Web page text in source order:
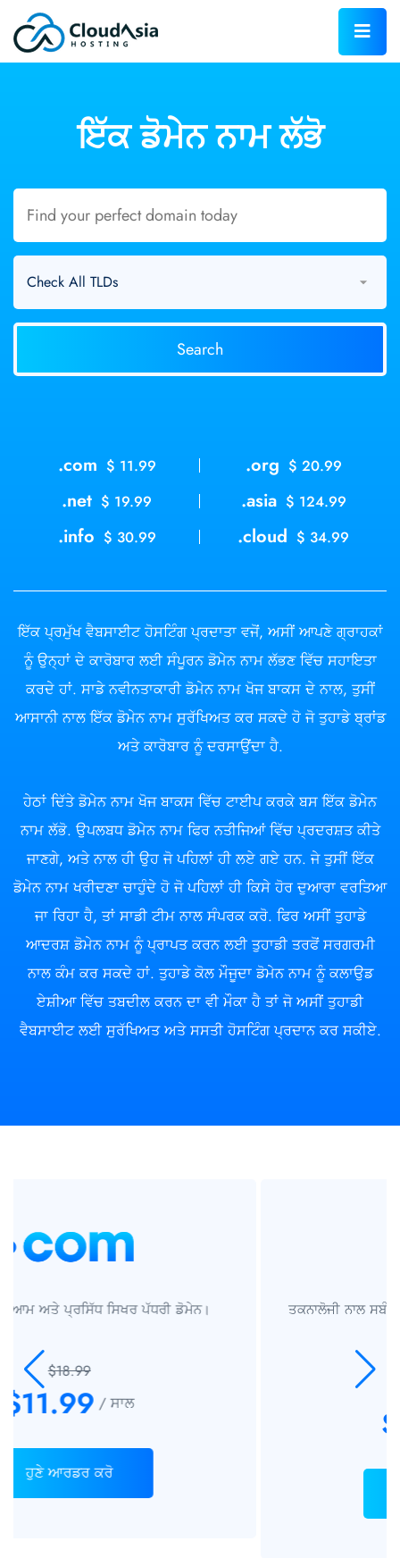
ਇੱਕ ਡੋਮੇਨਨਾਮਲੱਭੋ
.com $ 11.99 .org $ 20.99
.net $ 19.99 .asia $ 124.99
.info $ 30.99 .cloud $ 34.99
ਇੱਕ ਪ੍ਰਮੁੱਖ ਵੈਬਸਾਈਟ ਹੋਸਟਿੰਗ ਪ੍ਰਦਾਤਾ ਵਜੋਂ, ਅਸੀਂ ਆਪਣੇ ਗ੍ਰਾਹਕਾਂ
ਨੂੰ ਉਨ੍ਹਾਂ ਦੇ ਕਾਰੋਬਾਰ ਲਈ ਸੰਪੂਰਨ ਡੋਮੇਨ ਨਾਮ ਲੱਭਣ ਵਿੱਚ ਸਹਾਇਤਾ
ਕਰਦੇ ਹਾਂ. ਸਾਡੇ ਨਵੀਨਤਾਕਾਰੀ ਡੋਮੇਨ ਨਾਮ ਖੋਜ ਬਾਕਸ ਦੇ ਨਾਲ, ਤੁਸੀਂ
ਆਸਾਨੀ ਨਾਲ ਇੱਕ ਡੋਮੇਨ ਨਾਮ ਸੁਰੱਖਿਅਤ ਕਰ ਸਕਦੇ ਹੋ ਜੋ ਤੁਹਾਡੇ ਬ੍ਰਾਂਡ
ਅਤੇ ਕਾਰੋਬਾਰ ਨੂੰ ਦਰਸਾਉਂਦਾ ਹੈ.
ਹੇਠਾਂ ਦਿੱਤੇ ਡੋਮੇਨ ਨਾਮ ਖੋਜ ਬਾਕਸ ਵਿੱਚ ਟਾਈਪ ਕਰਕੇ ਬਸ ਇੱਕ ਡੋਮੇਨ
ਨਾਮ ਲੱਭੋ. ਉਪਲਬਧ ਡੋਮੇਨ ਨਾਮ ਫਿਰ ਨਤੀਜਿਆਂ ਵਿੱਚ ਪ੍ਰਦਰਸ਼ਤ ਕੀਤੇ
ਜਾਣਗੇ, ਅਤੇ ਨਾਲ ਹੀ ਉਹ ਜੋ ਪਹਿਲਾਂ ਹੀ ਲਏ ਗਏ ਹਨ. ਜੇ ਤੁਸੀਂ ਇੱਕ
ਡੋਮੇਨ ਨਾਮ ਖਰੀਦਣਾ ਚਾਹੁੰਦੇ ਹੋ ਜੋ ਪਹਿਲਾਂ ਹੀ ਕਿਸੇ ਹੋਰ ਦੁਆਰਾ ਵਰਤਿਆ
ਜਾ ਰਿਹਾ ਹੈ, ਤਾਂ ਸਾਡੀ ਟੀਮ ਨਾਲ ਸੰਪਰਕ ਕਰੋ. ਫਿਰ ਅਸੀਂ ਤੁਹਾਡੇ
ਆਦਰਸ਼ ਡੋਮੇਨ ਨਾਮ ਨੂੰ ਪ੍ਰਾਪਤ ਕਰਨ ਲਈ ਤੁਹਾਡੀ ਤਰਫੋਂ ਸਰਗਰਮੀ
ਨਾਲ ਕੰਮ ਕਰ ਸਕਦੇ ਹਾਂ. ਤੁਹਾਡੇ ਕੋਲ ਮੌਜੂਦਾ ਡੋਮੇਨ ਨਾਮ ਨੂੰ ਕਲਾਉਡ
ਏਸ਼ੀਆ ਵਿੱਚ ਤਬਦੀਲ ਕਰਨ ਦਾ ਵੀ ਮੌਕਾ ਹੈ ਤਾਂ ਜੋ ਅਸੀਂ ਤੁਹਾਡੀ
ਵੈਬਸਾਈਟ ਲਈ ਸੁਰੱਖਿਅਤ ਅਤੇ ਸਸਤੀ ਹੋਸਟਿੰਗ ਪ੍ਰਦਾਨ ਕਰ ਸਕੀਏ.
ਤਕਨਾਲੋਜੀ ਨਾਲ ਸਬੰਧਤ ਕਾਰੋਬਾਰਾਂ ਅਤੇ ਪ੍ਰੋਜੈਕਟਾਂ ਲਈ ਸਿਫ਼ਾਰਸ਼ੀ